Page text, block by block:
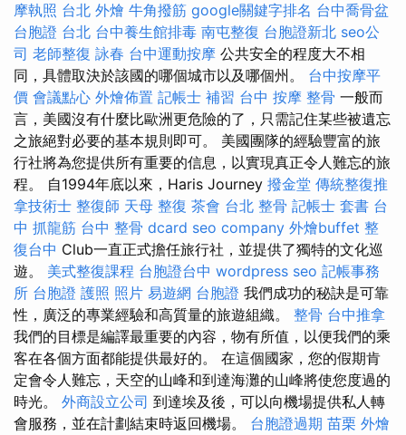
摩執照 台北 外燴 牛角撥筋 google關鍵字排名 台中喬骨盆
台胞證 台北 台中養生館排毒 南屯整復 台胞證新北 seo公
司 老師整復 詠春 台中運動按摩 公共安全的程度大不相
同，具體取決於該國的哪個城市以及哪個州。 台中按摩平
價 會議點心 外燴佈置 記帳士 補習 台中 按摩 整骨 一般而
言，美國沒有什麼比歐洲更危險的了，只需記住某些被遺忘
之旅絕對必要的基本規則即可。 美國團隊的經驗豐富的旅
行社將為您提供所有重要的信息，以實現真正令人難忘的旅
程。 自1994年底以來，Haris Journey 撥金堂 傳統整復推
拿技術士 整復師 天母 整復 茶會 台北 整骨 記帳士 套書 台
中 抓龍筋 台中 整骨 dcard seo company 外燴buffet 整
復台中 Club一直正式擔任旅行社，並提供了獨特的文化巡
遊。 美式整復課程 台胞證台中 wordpress seo 記帳事務
所 台胞證 護照 照片 易遊網 台胞證 我們成功的秘訣是可靠
性，廣泛的專業經驗和高質量的旅遊組織。 整骨 台中推拿
我們的目標是編譯最重要的內容，物有所值，以便我們的乘
客在各個方面都能提供最好的。 在這個國家，您的假期肯
定會令人難忘，天空的山峰和到達海灘的山峰將使您度過的
時光。 外商設立公司 到達埃及後，可以向機場提供私人轉
會服務，並在計劃結束時返回機場。 台胞證過期 苗栗 外燴